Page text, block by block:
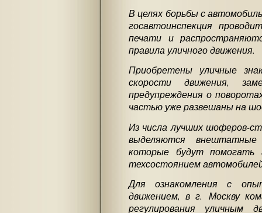
В целях борьбы с
госавтоинспекция
печати и
правила уличного движения.
Приобретены уличные
скорости движения,
предупреждения о
частью уже развешаны на
Из числа лучших шоферов-
выделяются
которые будут помогать
техсостоянием
Для ознакомления с
движением, в г. Москву
регулирования